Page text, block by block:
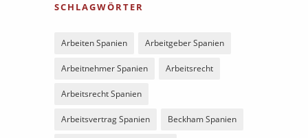
SCHLAGWÖRTER
Arbeiten Spanien Arbeitgeber Spanien
Arbeitnehmer Spanien Arbeitsrecht
Arbeitsrecht Spanien
Arbeitsvertrag Spanien Beckham Spanien